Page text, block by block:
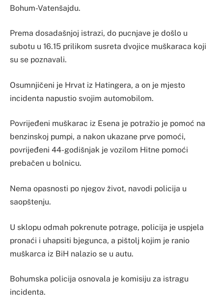
Bohum-Vatenšajdu.
Prema dosadašnjoj istrazi, do pucnjave je došlo u
subotu u 16.15 prilikom susreta dvojice muškaraca koji
su se poznavali.
Osumnjičeni je Hrvat iz Hatingera, a on je mjesto
incidenta napustio svojim automobilom.
Povrijeđeni muškarac iz Esena je potražio je pomoć na
benzinskoj pumpi, a nakon ukazane prve pomoći,
povrijeđeni 44-godišnjak je vozilom Hitne pomoći
prebačen u bolnicu.
Nema opasnosti po njegov život, navodi policija u
saopštenju.
U sklopu odmah pokrenute potrage, policija je uspjela
pronaći i uhapsiti bjegunca, a pištolj kojim je ranio
muškarca iz BiH nalazio se u autu.
Bohumska policija osnovala je komisiju za istragu
incidenta.